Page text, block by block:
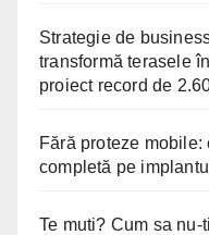
Strategie de
transformă terasele
proiect record de
Fără proteze
completă pe
Te muti? Cum sa